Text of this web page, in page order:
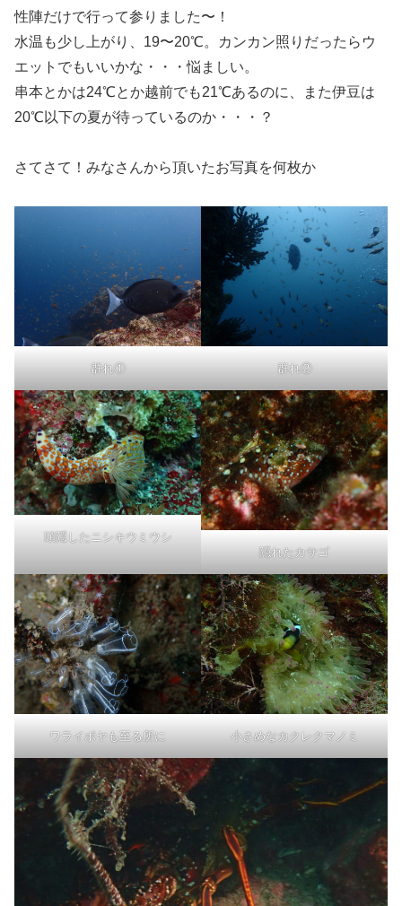
性陣だけで行って参りました〜！
水温も少し上がり、19〜20℃。カンカン照りだったらウ
エットでもいいかな・・・悩ましい。
串本とかは24℃とか越前でも21℃あるのに、また伊豆は
20℃以下の夏が待っているのか・・・？
さてさて！みなさんから頂いたお写真を何枚か
群れ① 群れ②
頭隠したニシキウミウシ
隠れたカサゴ
ワライボヤも至る所に 小さめなカクレクマノミ